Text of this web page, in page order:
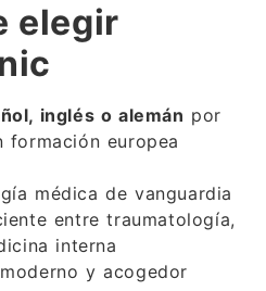
elegir
inglés o alemán por
formación europea
médica de vanguardia
entre traumatología,
interna
y acogedor